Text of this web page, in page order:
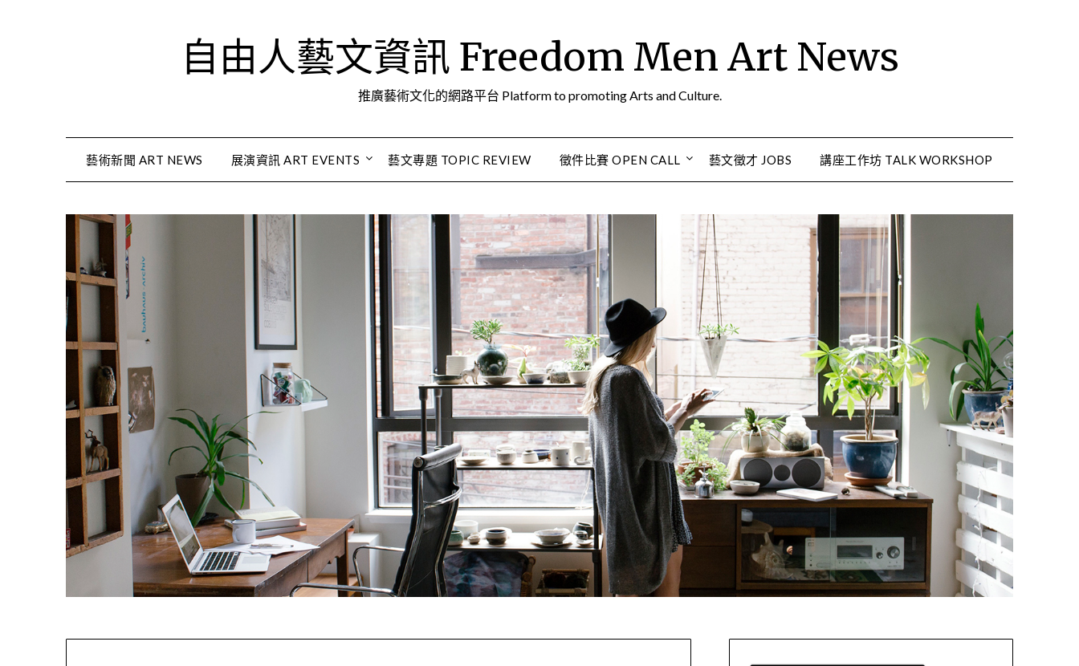
自由人藝文資訊 Freedom Men Art News
推廣藝術文化的網路平台 Platform to promoting Arts and Culture.
藝術新聞 ART NEWS 展演資訊 ART EVENTS 藝文專題 TOPIC REVIEW 徵件比賽 OPEN CALL 藝文徵才 JOBS 講座工作坊 TALK WORKSHOP